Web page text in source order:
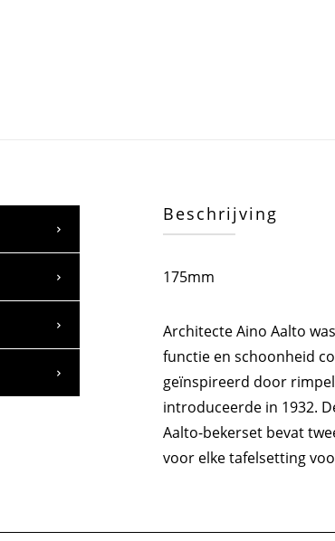
Beschrijving
175mm
Architecte Aino Aalto
functie en schoonheid
geïnspireerd door
introduceerde in 1932.
Aalto-bekerset bevat
voor elke tafelsetting